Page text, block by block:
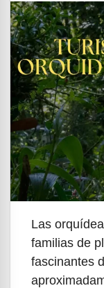
Las
familias de
fascinantes